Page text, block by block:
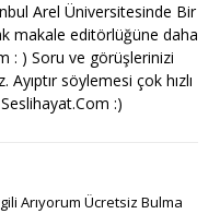
Arel Üniversitesinde Bir
makale editörlüğüne daha
: ) Soru ve görüşlerinizi
söylemesi çok hızlı
:)
Arıyorum Ücretsiz Bulma